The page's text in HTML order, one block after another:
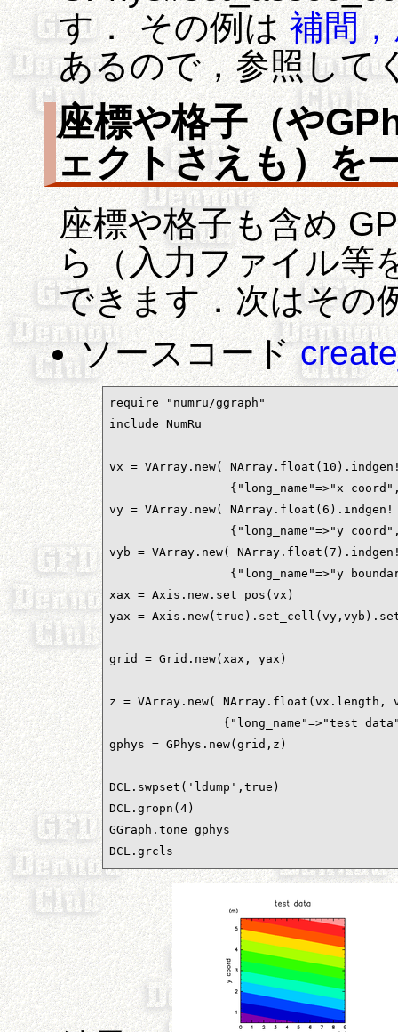
す． その例は補間
あるので，参照して
座標や格子（や
ェクトさえも）を
座標や格子も含め
ら（入力ファイル等
できます．次はその
ソースコード
require "numru/ggraph"
include NumRu
vx = VArray.new(
{"long_name"=>"x
vy = VArray.new(
{"long_name"=>"y
vyb = VArray.new(
{"long_name"=>"y
xax = Axis.new.set_pos(vx)
yax =
grid = Grid.new(xax, yax)
z = VArray.new( NArray.float(vx.length,
{"long_name"=>"test
gphys = GPhys.new(grid,z)
DCL.swpset('ldump',true)
DCL.gropn(4)
GGraph.tone gphys
DCL.grcls